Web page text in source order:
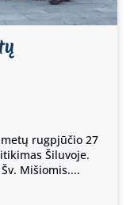
rugpjūčio 27
Šiluvoje.
Mišiomis....